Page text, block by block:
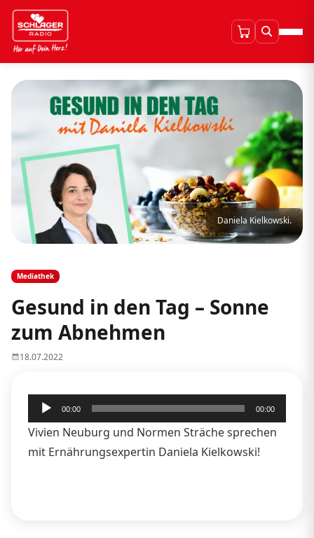
Daniela Kielkowski.
Mediathek
Gesund in den Tag – Sonne
zum Abnehmen
18.07.2022
Audio-
Player
00:00 00:00
Vivien Neuburg und Normen Sträche sprechen
mit Ernährungsexpertin Daniela Kielkowski!